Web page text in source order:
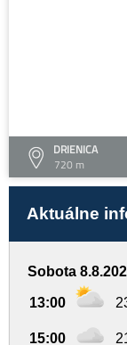
DRIENICA
720 m
Aktuálne
Sobota
13:00
15:00